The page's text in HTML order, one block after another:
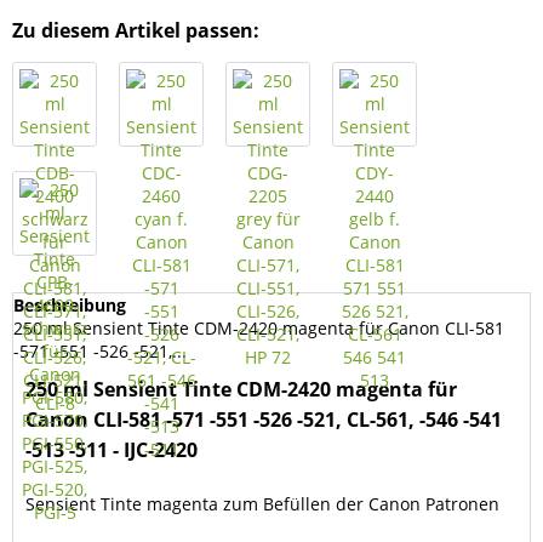
Zu diesem Artikel passen:
Beschreibung
250 ml Sensient Tinte CDM-2420 magenta für Canon CLI-581
-571 -551 -526 -521,...
250 ml Sensient Tinte CDM-2420 magenta für
Canon CLI-581 -571 -551 -526 -521, CL-561, -546 -541
-513 -511 - IJC-2420
Sensient Tinte magenta zum Befüllen der Canon Patronen